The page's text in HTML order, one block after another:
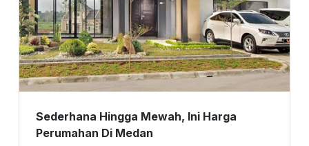
Sederhana Hingga Mewah, Ini Harga
Perumahan Di Medan